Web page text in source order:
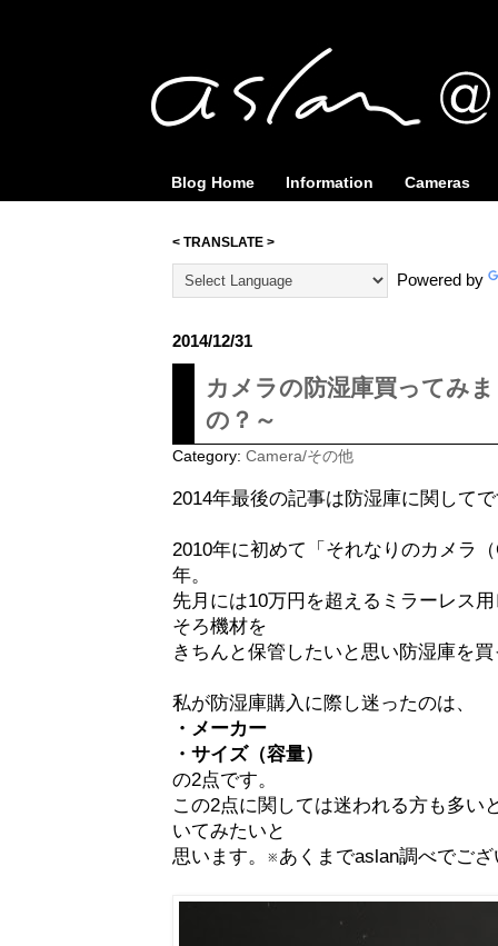
Blog Home Information Cameras
< TRANSLATE >
Powered by
2014/12/31
カメラの防湿庫買ってみ
の？～
Category: Camera/その他
2014年最後の記事は防湿庫に関して
2010年に初めて「それなりのカメラ
年。
先月には10万円を超えるミラーレス
そろ機材を
きちんと保管したいと思い防湿庫を
私が防湿庫購入に際し迷ったのは、
・メーカー
・サイズ（容量）
の2点です。
この2点に関しては迷われる方も多い
いてみたいと
思います。※あくまでaslan調べでご